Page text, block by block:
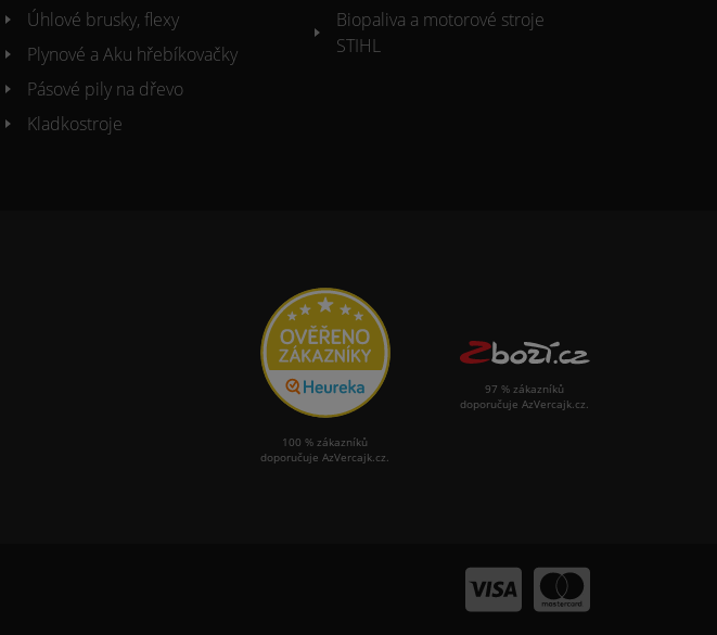
Úhlové brusky, flexy
Plynové a Aku hřebíkovačky
Pásové pily na dřevo
Kladkostroje
Biopaliva a motorové stroje
STIHL
100 % zákazníků
doporučuje AzVercajk.cz.
97 % zákazníků
doporučuje AzVercajk.cz.